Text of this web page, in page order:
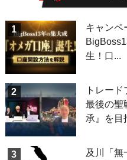
1
キャンペ
生！口...
2
トレー
最後の聖
承』を目
3
及川「無